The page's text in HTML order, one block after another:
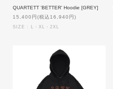
QUARTETT 'BETTER' Hoodie [GREY]
15,400円(税込16,940円)
SIZE : L・XL・2XL